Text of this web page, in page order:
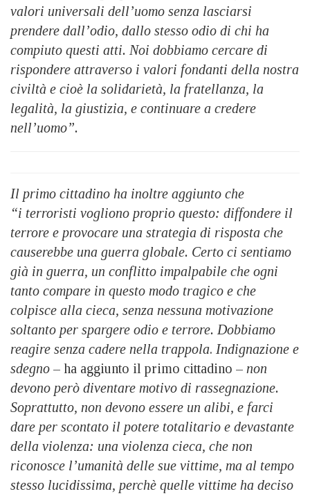
valori universali dell’uomo senza lasciarsi
prendere dall’odio, dallo stesso odio di chi ha
compiuto questi atti. Noi dobbiamo cercare di
rispondere attraverso i valori fondanti della nostra
civiltà e cioè la solidarietà, la fratellanza, la
legalità, la giustizia, e continuare a credere
nell’uomo”.
Il primo cittadino ha inoltre aggiunto che
“i terroristi vogliono proprio questo: diffondere il
terrore e provocare una strategia di risposta che
causerebbe una guerra globale. Certo ci sentiamo
già in guerra, un conflitto impalpabile che ogni
tanto compare in questo modo tragico e che
colpisce alla cieca, senza nessuna motivazione
soltanto per spargere odio e terrore. Dobbiamo
reagire senza cadere nella trappola. Indignazione e
sdegno – ha aggiunto il primo cittadino – non
devono però diventare motivo di rassegnazione.
Soprattutto, non devono essere un alibi, e farci
dare per scontato il potere totalitario e devastante
della violenza: una violenza cieca, che non
riconosce l’umanità delle sue vittime, ma al tempo
stesso lucidissima, perchè quelle vittime ha deciso